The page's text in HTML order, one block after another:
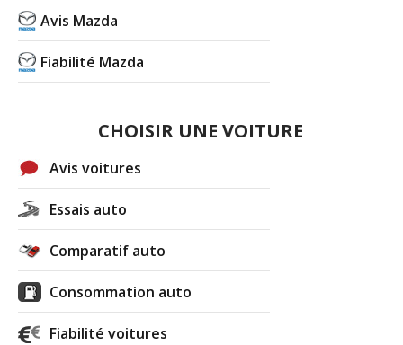
Avis Mazda
Fiabilité Mazda
CHOISIR UNE VOITURE
Avis voitures
Essais auto
Comparatif auto
Consommation auto
Fiabilité voitures